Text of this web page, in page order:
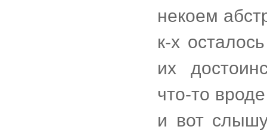
некоем
к-х
их
что-то
и вот